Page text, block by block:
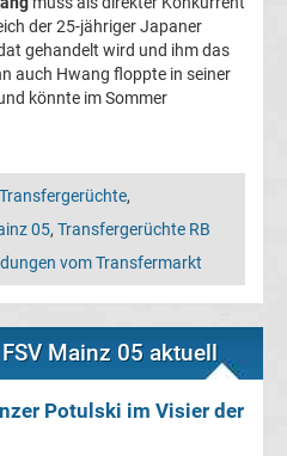
der 25-jähriger Japaner
gehandelt wird und ihm das
auch Hwang floppte in seiner
könnte im Sommer
Transfergerüchte,
05, Transfergerüchte RB
vom Transfermarkt
Mainz 05 aktuell
Potulski im Visier der